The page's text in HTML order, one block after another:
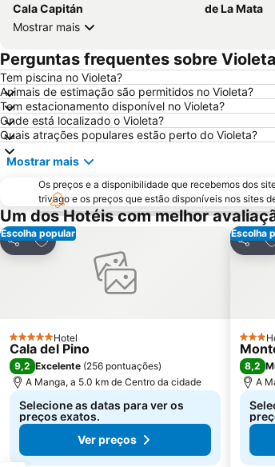
Cala Capitán
de La Mata
Mostrar mais
Perguntas frequentes sobre Violeta
Tem piscina no Violeta?
Animais de estimação são permitidos no Violeta?
Tem estacionamento disponível no Violeta?
Onde está localizado o Violeta?
Quais atrações populares estão perto do Violeta?
Mostrar mais
Os preços e a disponibilidade que recebemos dos
trivago e os preços que estão disponíveis nos sites
Um dos Hotéis com melhor
Escolha popular
Partilhar
Adicionar aos favoritos
5 EstrelasHotel
Cala del Pino
9,2 Excelente (256 pontuações)
A Manga, a 5.0 km de Centro da cidade
Selecione as datas para ver os
preços exatos.
Ver preços
Escolha
3
8,2
A